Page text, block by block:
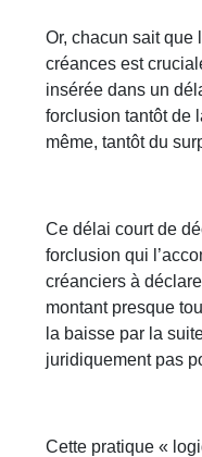
Or, chacun sait que
créances est
insérée dans un
forclusion tantôt de
même, tantôt du
Ce délai court de
forclusion qui
créanciers à
montant presque
la baisse par la
juridiquement pas
Cette pratique «